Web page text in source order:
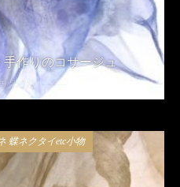
手作りのコサージュ
9月13日
蝶ネクタイetc小物